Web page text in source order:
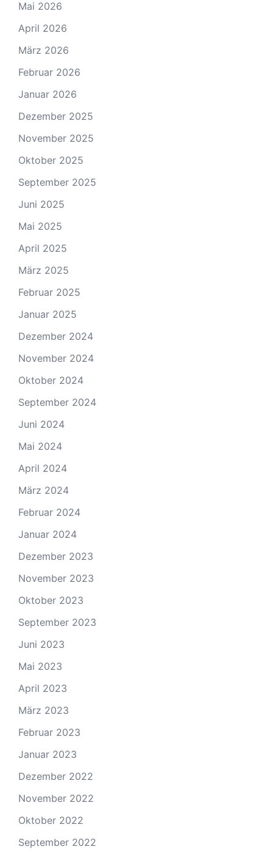
Mai 2026
April 2026
März 2026
Februar 2026
Januar 2026
Dezember 2025
November 2025
Oktober 2025
September 2025
Juni 2025
Mai 2025
April 2025
März 2025
Februar 2025
Januar 2025
Dezember 2024
November 2024
Oktober 2024
September 2024
Juni 2024
Mai 2024
April 2024
März 2024
Februar 2024
Januar 2024
Dezember 2023
November 2023
Oktober 2023
September 2023
Juni 2023
Mai 2023
April 2023
März 2023
Februar 2023
Januar 2023
Dezember 2022
November 2022
Oktober 2022
September 2022